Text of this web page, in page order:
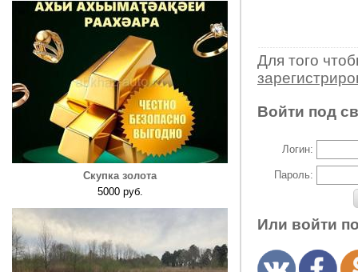
Скупка золота
5000 руб.
Для того
Войти под
Логин:
Пароль:
Или войти